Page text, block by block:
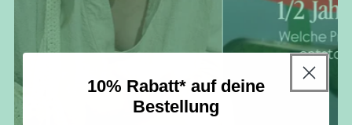
10% Rabatt* auf deine
Bestellung